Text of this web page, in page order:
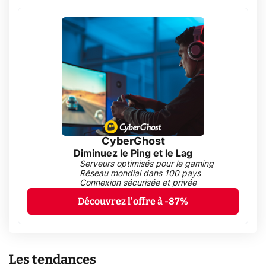
CyberGhost
Diminuez le Ping et le Lag
Serveurs optimisés pour le gaming
Réseau mondial dans 100 pays
Connexion sécurisée et privée
Découvrez l'offre à -87%
Les tendances